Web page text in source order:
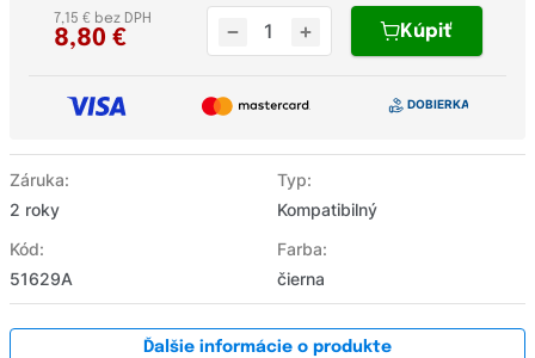
Záruka:
2 roky
Typ:
Kompatibilný
Kód:
51629A
Farba:
čierna
8,80 €
7,15 € bez DPH
Kúpiť
Ďalšie informácie o produkte